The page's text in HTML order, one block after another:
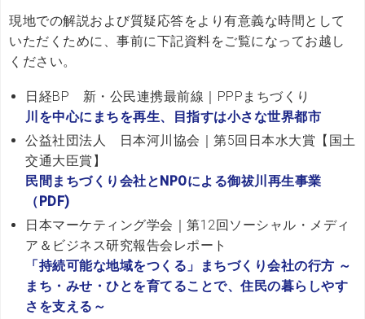
現地での解説および質疑応答をより有意義な時間として
いただくために、事前に下記資料をご覧になってお越し
ください。
日経BP 新・公民連携最前線｜PPPまちづくり
川を中心にまちを再生、目指すは小さな世界都市
公益社団法人 日本河川協会｜第5回日本水大賞【国土
交通大臣賞】
民間まちづくり会社とNPOによる御祓川再生事業
（PDF)
日本マーケティング学会｜第12回ソーシャル・メディ
ア＆ビジネス研究報告会レポート
「持続可能な地域をつくる」まちづくり会社の行方 ～
まち・みせ・ひとを育てることで、住民の暮らしやす
さを支える～